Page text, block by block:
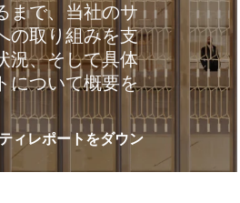
まで、当社のサ
の取り組みを支
況、そして具体
について概要を
ィレポートをダウン